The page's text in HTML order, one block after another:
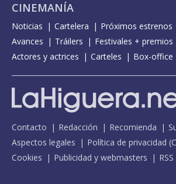
CINEMANÍA
Noticias Cartelera Próximos estrenos
Avances
Tráilers
Festivales + premios
Actores y actrices
Carteles Box-office
Contacto Redacción Recomienda
Aspectos legales
Política de privacidad (
Cookies
Publicidad y webmasters RSS